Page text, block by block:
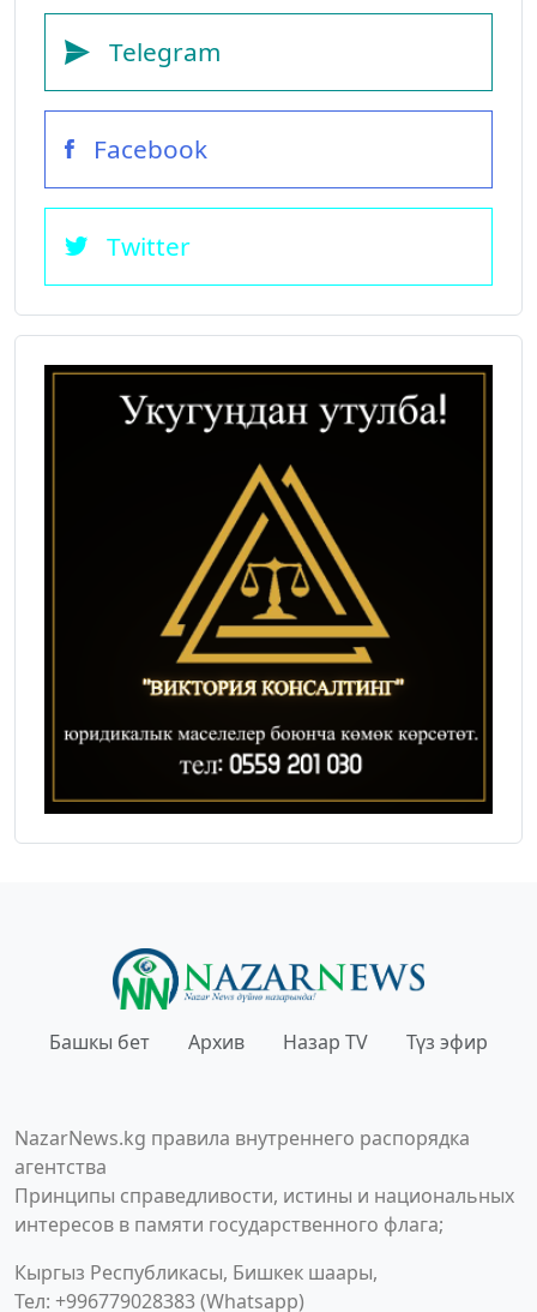
Telegram
Facebook
Twitter
Башкы бет Архив Назар TV Түз эфир
NazarNews.kg правила внутреннего распорядка
агентства
Принципы справедливости, истины и национальных
интересов в памяти государственного флага;
Кыргыз Республикасы, Бишкек шаары,
Тел: +996779028383 (Whatsapp)